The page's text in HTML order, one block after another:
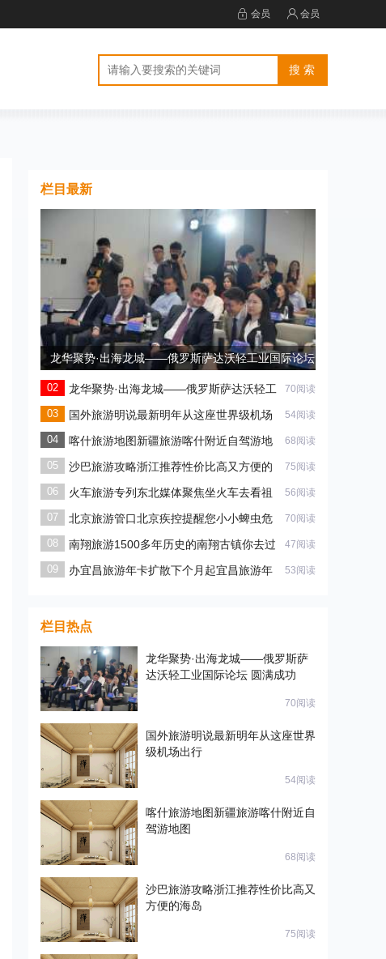
会员 会员
栏目最新
龙华聚势·出海龙城——俄罗斯萨达沃轻工业国际论坛
圆满成功
70阅读
龙华聚势·出海龙城——俄罗斯萨达沃轻工
业国际论坛 圆满成功
54阅读
国外旅游明说最新明年从这座世界级机场
出行
68阅读
喀什旅游地图新疆旅游喀什附近自驾游地
图
75阅读
沙巴旅游攻略浙江推荐性价比高又方便的
海岛
56阅读
火车旅游专列东北媒体聚焦坐火车去看祖
国大
70阅读
北京旅游管口北京疾控提醒您小小蜱虫危
害大
47阅读
南翔旅游1500多年历史的南翔古镇你去过
53阅读
办宜昌旅游年卡扩散下个月起宜昌旅游年
栏目热点
龙华聚势·出海龙城——俄罗斯萨
达沃轻工业国际论坛 圆满成功
70阅读
国外旅游明说最新明年从这座世界
级机场出行
54阅读
喀什旅游地图新疆旅游喀什附近自
驾游地图
68阅读
沙巴旅游攻略浙江推荐性价比高又
方便的海岛
75阅读